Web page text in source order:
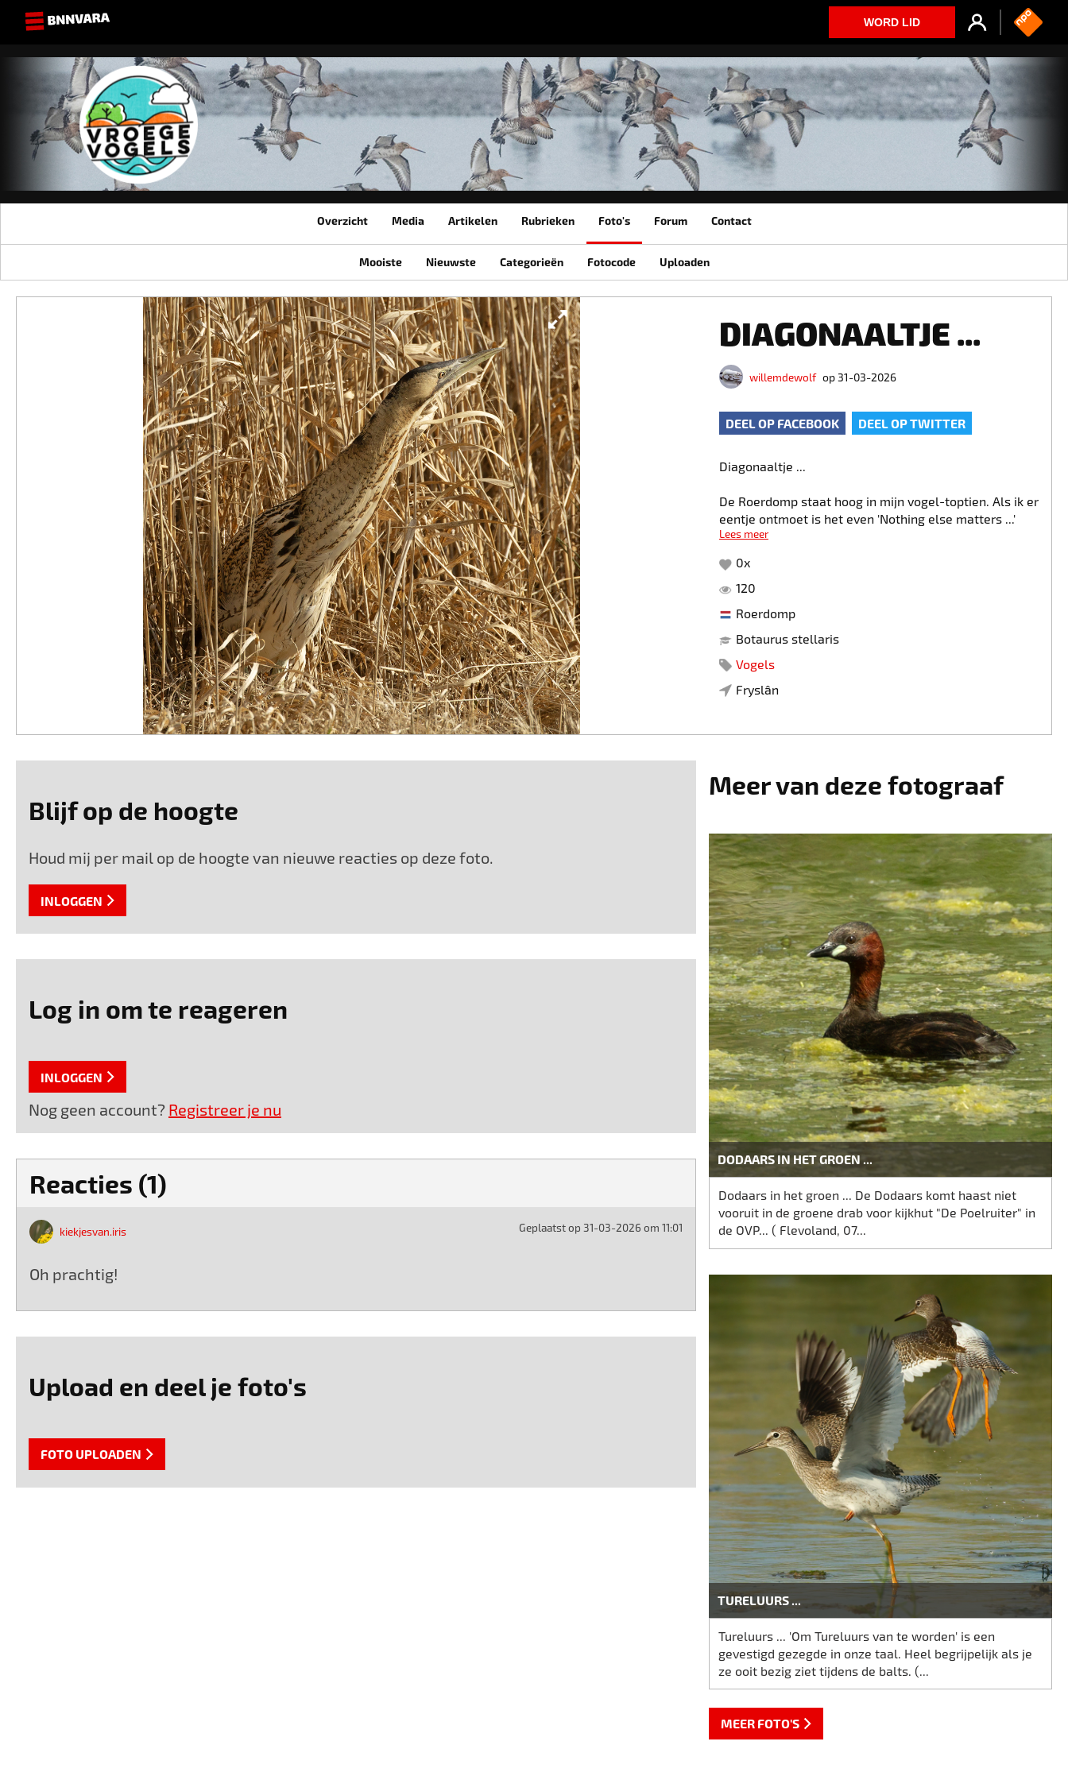
WORD LID
Overzicht Media Artikelen Rubrieken Foto's Forum Contact
Mooiste Nieuwste Categorieën Fotocode Uploaden
DIAGONAALTJE ...
willemdewolf op 31-03-2026
DEEL OP FACEBOOK DEEL OP TWITTER
Diagonaaltje ...
De Roerdomp staat hoog in mijn vogel-toptien. Als ik er
eentje ontmoet is het even 'Nothing else matters ...'
Botaurus stellaris - Reiddomp - Roerdomp - Bittern -
Canon EOS 5 D Mark III + Canon EF 500 mm F/4 L IS
USM + Canon EF 1,4 x III ; 1/2500 sec. ; F/6,3 ; ISO 500
Lees meer
0x
120
Roerdomp
Botaurus stellaris
Vogels
Fryslân
Blijf op de hoogte
Houd mij per mail op de hoogte van nieuwe reacties op deze foto.
INLOGGEN
Log in om te reageren
INLOGGEN
Nog geen account? Registreer je nu
Reacties (1)
kiekjesvan.iris Geplaatst op 31-03-2026 om 11:01
Oh prachtig!
Upload en deel je foto's
FOTO UPLOADEN
Meer van deze fotograaf
DODAARS IN HET GROEN ...
Dodaars in het groen ... De Dodaars komt haast niet
vooruit in de groene drab voor kijkhut "De Poelruiter" in
de OVP... ( Flevoland, 07...
TURELUURS ...
Tureluurs ... 'Om Tureluurs van te worden' is een
gevestigd gezegde in onze taal. Heel begrijpelijk als je
ze ooit bezig ziet tijdens de balts. (...
MEER FOTO'S